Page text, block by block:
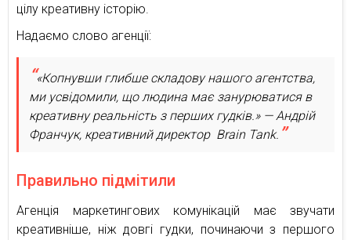
цілу креативну історію.
Надаємо слово агенції:
«Копнувши глибше складову нашого агентства,
ми усвідомили, що людина має занурюватися в
креативну реальність з перших гудків.» — Андрій
Франчук, креативний директор Brain Tank.
Правильно підмітили
Агенція маркетингових комунікацій має звучати
креативніше, ніж довгі гудки, починаючи з першого